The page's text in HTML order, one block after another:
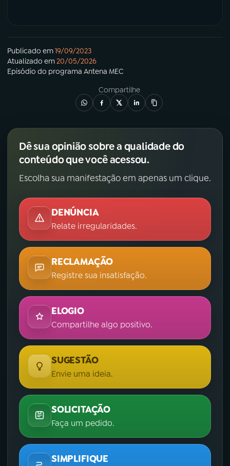
Publicado em19/09/2023
Atualizado em20/05/2026
Episódio do programa Antena MEC
Compartilhe
Dê sua opinião sobre a qualidade do
conteúdo que você acessou.
Escolha sua manifestação em apenas um clique.
DENÚNCIA
Relate irregularidades.
RECLAMAÇÃO
Registre sua insatisfação.
ELOGIO
Compartilhe algo positivo.
SUGESTÃO
Envie uma ideia.
SOLICITAÇÃO
Faça um pedido.
SIMPLIFIQUE